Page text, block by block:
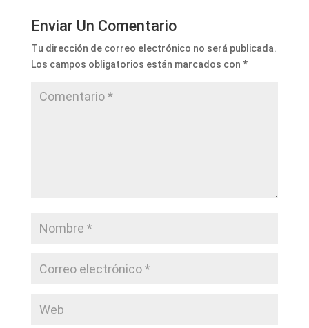
Enviar Un Comentario
Tu dirección de correo electrónico no será publicada.
Los campos obligatorios están marcados con *